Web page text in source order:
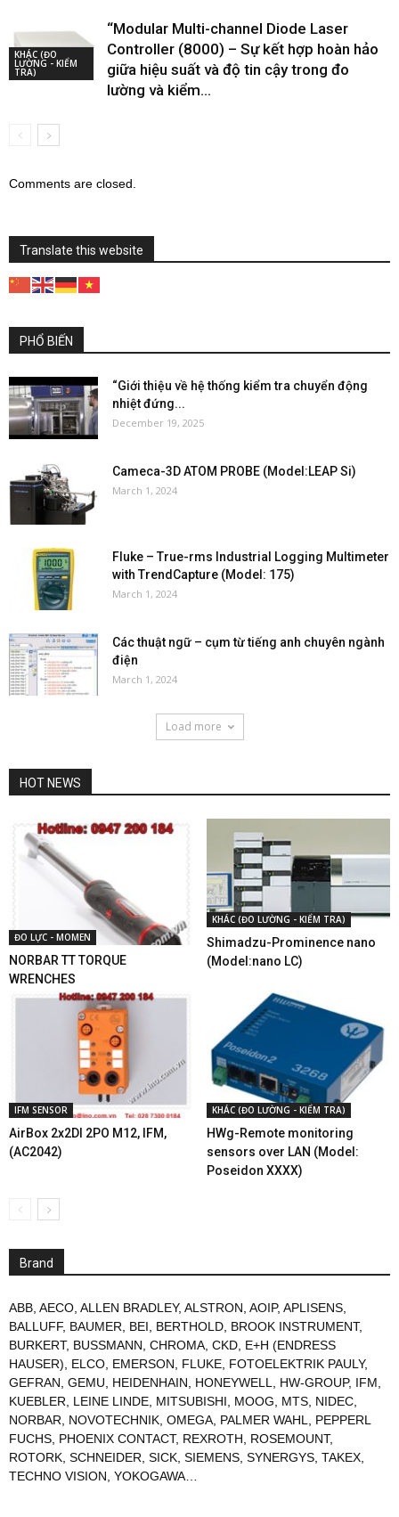
KHÁC (ĐO
LƯỜNG - KIỂM
TRA)
“Modular Multi-channel Diode Laser
Controller (8000) – Sự kết hợp hoàn hảo
giữa hiệu suất và độ tin cậy trong đo
lường và kiểm...
Comments are closed.
Translate this website
PHỔ BIẾN
“Giới thiệu về hệ thống kiểm tra chuyển động
nhiệt đứng...
December 19, 2025
Cameca-3D ATOM PROBE (Model:LEAP Si)
March 1, 2024
Fluke – True-rms Industrial Logging Multimeter
with TrendCapture (Model: 175)
March 1, 2024
Các thuật ngữ – cụm từ tiếng anh chuyên ngành
điện
March 1, 2024
Load more
HOT NEWS
ĐO LỰC - MOMEN
NORBAR TT TORQUE
WRENCHES
KHÁC (ĐO LƯỜNG - KIỂM TRA)
Shimadzu-Prominence nano
(Model:nano LC)
IFM SENSOR
AirBox 2x2DI 2PO M12, IFM,
(AC2042)
KHÁC (ĐO LƯỜNG - KIỂM TRA)
HWg-Remote monitoring
sensors over LAN (Model:
Poseidon XXXX)
Brand
ABB AECO ALLEN BRADLEY, ALSTRON AOIP, APLISENS
BALLUFF, BAUMER BEI BERTHOLD BROOK INSTRUMENT,
BURKERT, BUSSMANN CHROMA CKD E+H (ENDRESS
HAUSER)
ELCO EMERSON FLUKE FOTOELEKTRIK PAULY,
GEFRAN GEMU HEIDENHAIN HONEYWELL HW-GROUP, IFM
KUEBLER
LEINE LINDE MITSUBISHI MOOG MTS NIDEC
NORBAR
NOVOTECHNIK OMEGA PALMER WAHL
PEPPERL
FUCHS PHOENIX CONTACT, REXROTH ROSEMOUNT,
ROTORK SCHNEIDER SICK SIEMENS SYNERGYS TAKEX
TECHNO VISION YOKOGAWA